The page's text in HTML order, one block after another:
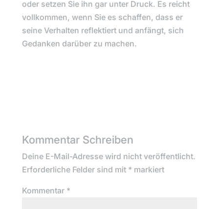
oder setzen Sie ihn gar unter Druck. Es reicht
vollkommen, wenn Sie es schaffen, dass er
seine Verhalten reflektiert und anfängt, sich
Gedanken darüber zu machen.
Kommentar Schreiben
Deine E-Mail-Adresse wird nicht veröffentlicht.
Erforderliche Felder sind mit * markiert
Kommentar *